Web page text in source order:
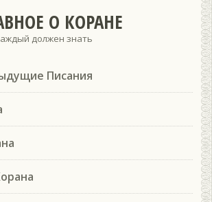
О КОРАНЕ
должен знать
Писания